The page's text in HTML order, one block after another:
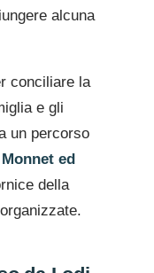
alcuna
conciliare la
e gli
un percorso
ed
della